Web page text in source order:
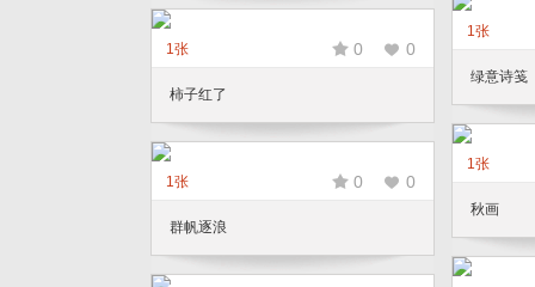
1张
绿意诗笺
1张 0 0
柿子红了
1张
秋画
1张 0 0
群帆逐浪